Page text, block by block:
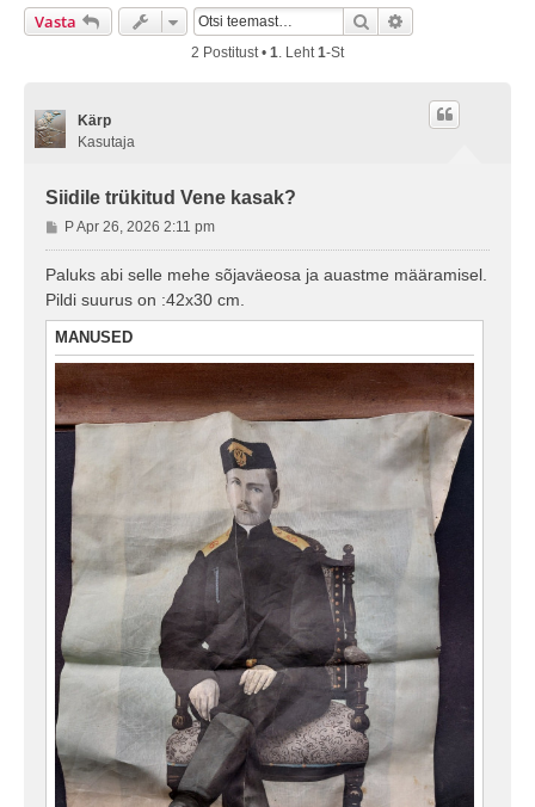
Vasta Otsi
2 Postitust • 1. Leht1-st
Kärp
Kasutaja
Siidile trükitud Vene kasak?
P
o
s
t
i
t
u
P Apr 26, 2026 2:11 pm
Paluks abi selle mehe sõjaväeosa ja auastme määramisel.
Pildi suurus on :42x30 cm.
MANUSED